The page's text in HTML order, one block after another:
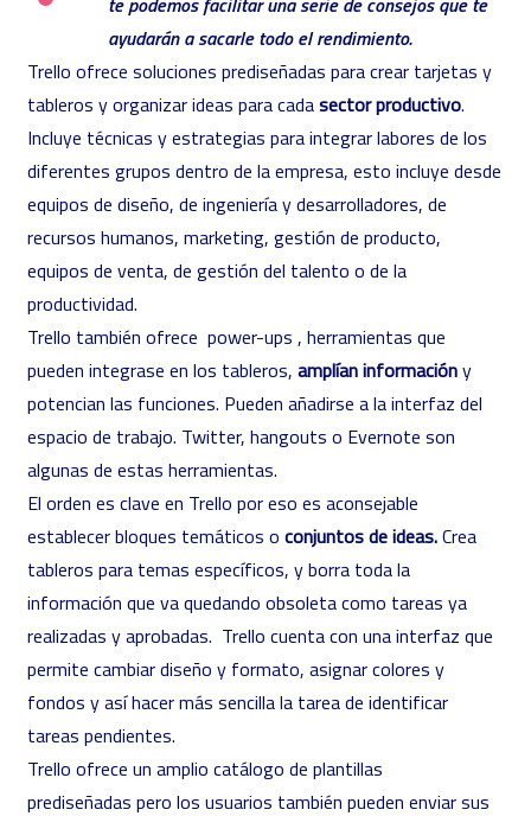
ayudarán a sacarle todo el rendimiento.
Trello ofrece soluciones prediseñadas para crear tarjetas y
tableros y organizar ideas para cadasector productivo.
Incluye técnicas y estrategias para integrar labores de los
diferentes grupos dentro de la empresa, esto incluye desde
equipos de diseño, de ingeniería y desarrolladores, de
recursos humanos, marketing, gestión de producto,
equipos de venta, de gestión del talento o de la
productividad.
Trello también ofrece power-ups , herramientas que
pueden integrase en los tableros, amplían informacióny
potencian las funciones. Pueden añadirse a la interfaz del
espacio de trabajo. Twitter, hangouts o Evernote son
algunas de estas herramientas.
El orden es clave en Trello por eso es aconsejable
establecer bloques temáticos o conjuntos de ideas.Crea
tableros para temas específicos, y borra toda la
información que va quedando obsoleta como tareas ya
realizadas y aprobadas. Trello cuenta con una interfaz que
permite cambiar diseño y formato, asignar colores y
fondos y así hacer más sencilla la tarea de identificar
tareas pendientes.
Trello ofrece un amplio catálogo de plantillas
prediseñadas pero los usuarios también pueden enviar sus